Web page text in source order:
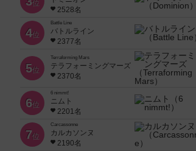
位
2528名
4位
Battle Line
バトルライン
2377名
5位
Terraforming Mars
テラフォーミングマーズ
2370名
6位
6 nimmt!
ニムト
2201名
7位
Carcassonne
カルカソンヌ
2190名